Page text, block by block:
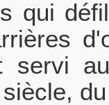
qui
servi